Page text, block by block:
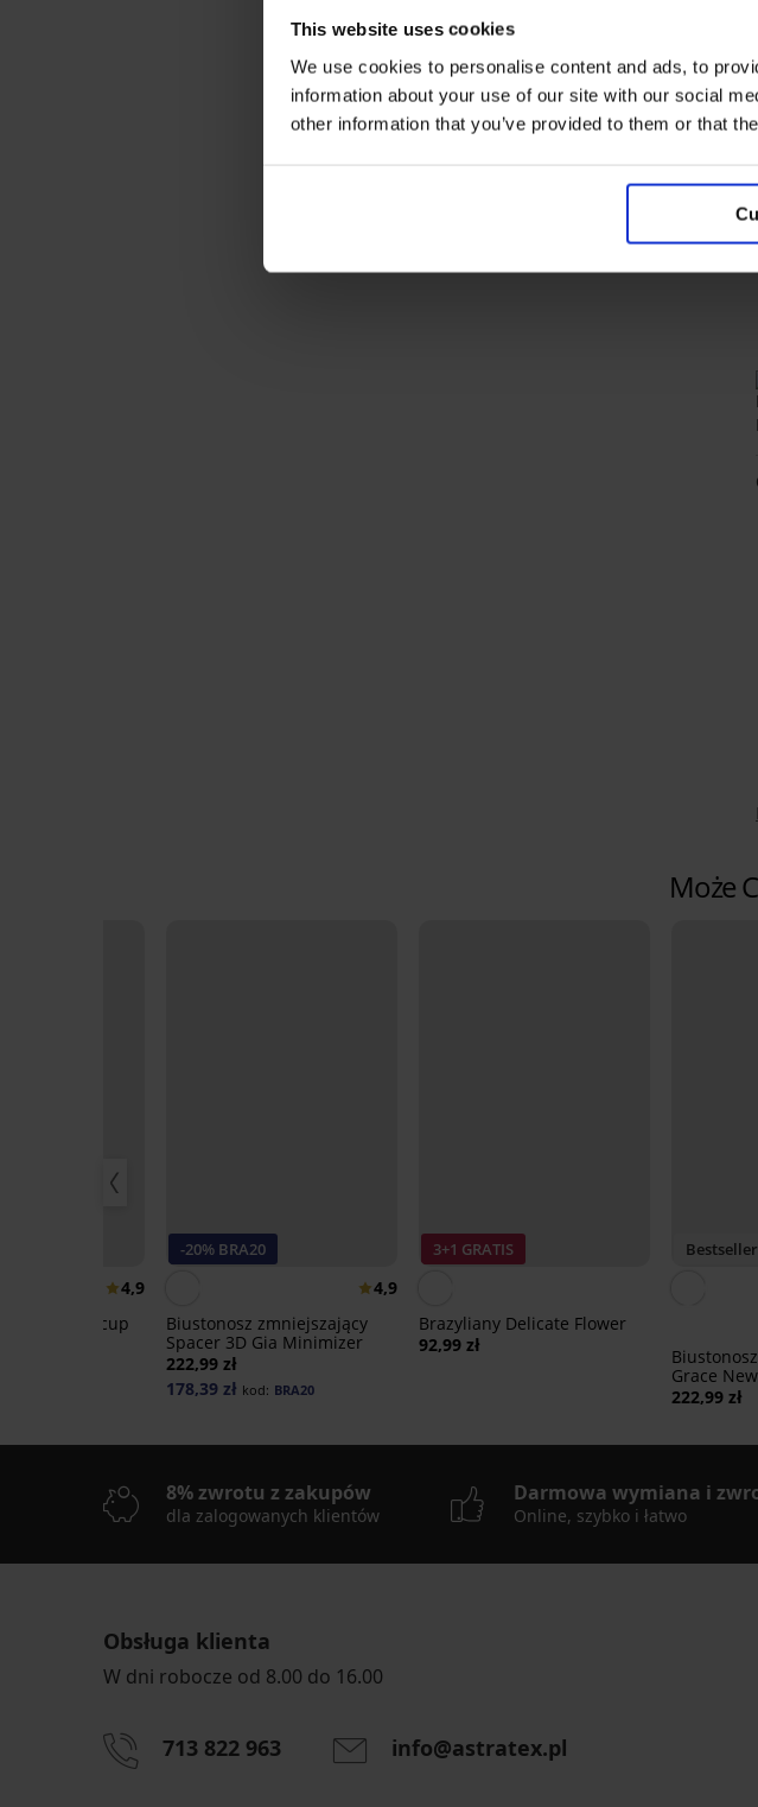
This website uses cookies
We use cookies to personalise content and ads, to
information about your use of our site with our social
other information that you’ve provided to them or that
Może
4,9
Flexicup
-20% BRA20
4,9
Biustonosz zmniejszający
Spacer 3D Gia Minimizer
222,99 zł
178,39 zł kod: BRA20
3+1 GRATIS
Brazyliany Delicate Flower
92,99 zł
Bestseller
Grace New
222,99 zł
8% zwrotu z zakupów
dla zalogowanych klientów
Darmowa wymiana i
Online, szybko i łatwo
Obsługa klienta
W dni robocze od 8.00 do 16.00
713 822 963 info@astratex.pl